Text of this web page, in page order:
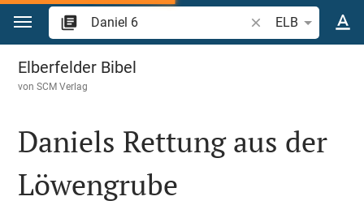
Zum Inhalt springen
Bibelstelle oder
ELB
Daniel 6
Elberfelder Bibel
vonSCM Verlag
Daniels Rettung aus der
Löwengrube